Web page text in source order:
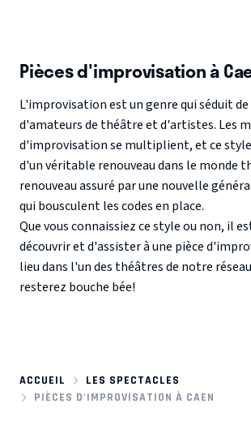
Pièces d'improvisation à
L'improvisation est un genre qui séduit
d'amateurs de théâtre et d'artistes. Les
d'improvisation se multiplient, et ce
d'un véritable renouveau dans le monde
renouveau assuré par une nouvelle
qui bousculent les codes en place.
Que vous connaissiez ce style ou non, il
découvrir et d'assister à une pièce
lieu dans l'un des théâtres de notre
resterez bouche bée!
ACCUEIL
LES SPECTACLES
PIÈCES D'IMPROVISATION À CAEN